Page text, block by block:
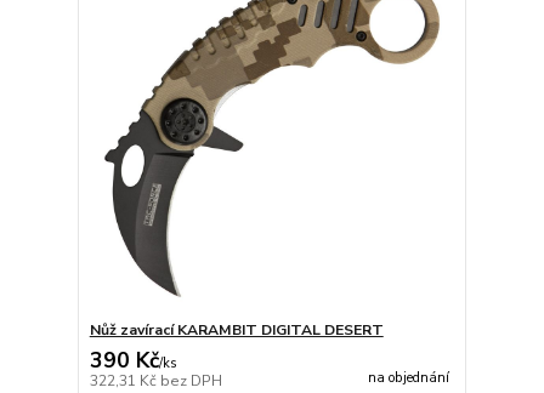
Nůž zavírací KARAMBIT DIGITAL DESERT
390 Kč/ks
322,31 Kč bez DPH na objednání